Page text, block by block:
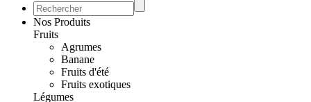
Nos Produits
Fruits
Agrumes
Banane
Fruits d'été
Fruits exotiques
Légumes